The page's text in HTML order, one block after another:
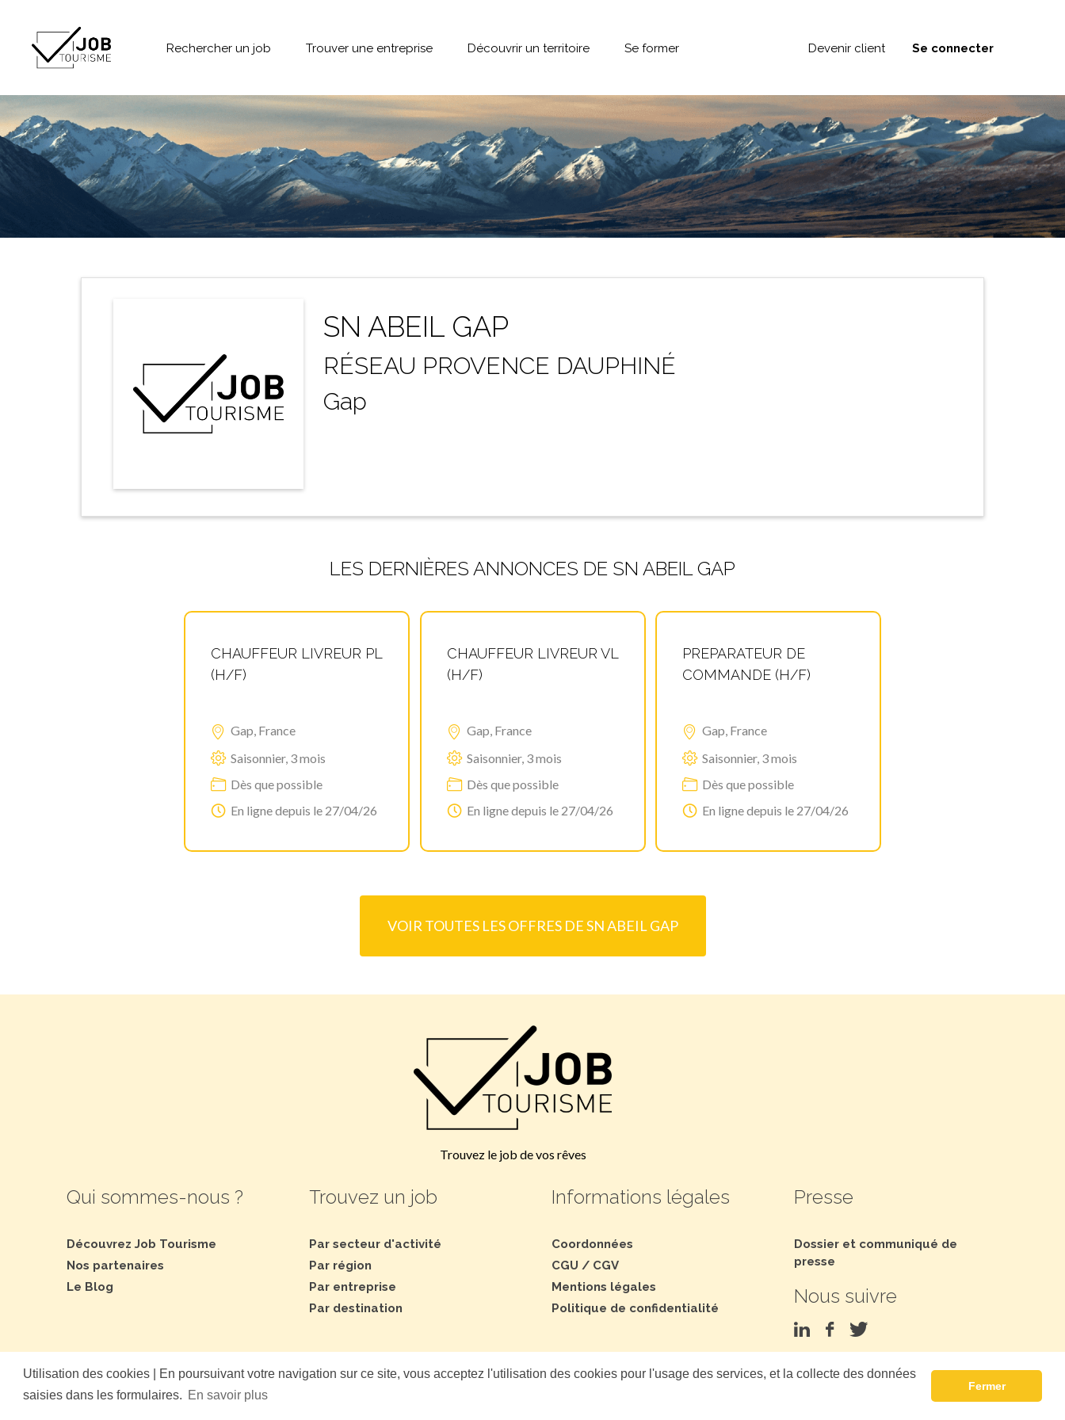
Utilisation des cookies | En poursuivant votre navigation sur ce site, vous acceptez l'utilisation des cookies pour l'usage des services, et la collecte des données
saisies dans les formulaires. En savoir plus
Fermer
Rechercher un job Trouver une entreprise Découvrir un territoire Se former Devenir client Se connecter
SN ABEIL GAP
RÉSEAU PROVENCE DAUPHINÉ
Gap
LES DERNIÈRES ANNONCES DE SN ABEIL GAP
CHAUFFEUR LIVREUR PL
(H/F)
Gap, France
Saisonnier, 3 mois
Dès que possible
En ligne depuis le 27/04/26
CHAUFFEUR LIVREUR VL
(H/F)
Gap, France
Saisonnier, 3 mois
Dès que possible
En ligne depuis le 27/04/26
PREPARATEUR DE
COMMANDE (H/F)
Gap, France
Saisonnier, 3 mois
Dès que possible
En ligne depuis le 27/04/26
VOIR TOUTES LES OFFRES DE SN ABEIL GAP
Trouvez le job de vos rêves
Qui sommes-nous ?
Découvrez Job Tourisme
Nos partenaires
Le Blog
Trouvez un job
Par secteur d'activité
Par région
Par entreprise
Par destination
Informations légales
Coordonnées
CGU / CGV
Mentions légales
Politique de confidentialité
Presse
Dossier et communiqué de
presse
Nous suivre